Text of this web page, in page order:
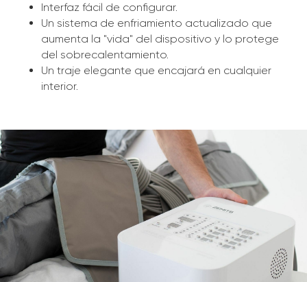
Interfaz fácil de configurar.
Un sistema de enfriamiento actualizado que
aumenta la "vida" del dispositivo y lo protege
del sobrecalentamiento.
Un traje elegante que encajará en cualquier
interior.